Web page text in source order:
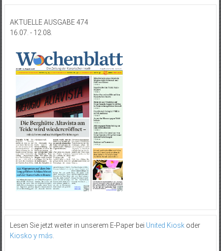
AKTUELLE AUSGABE 474
16.07. - 12.08.
Lesen Sie jetzt weiter in unserem E-Paper bei United Kioskoder
Kiosko y más.